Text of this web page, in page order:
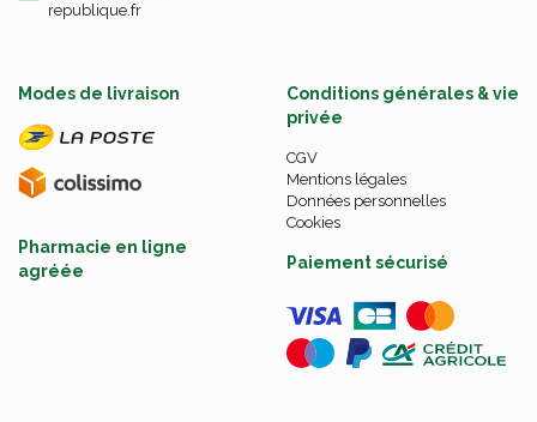
republique.fr
Modes de livraison
Pharmacie en ligne
agréée
Conditions générales & vie
privée
CGV
Mentions légales
Données personnelles
Cookies
Paiement sécurisé